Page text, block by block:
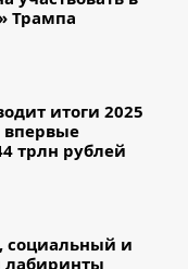
Трампа
итоги 2025
впервые
трлн рублей
социальный и